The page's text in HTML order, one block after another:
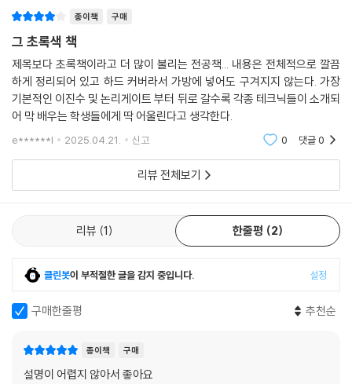
4.7 XOR 연산과 XNOR 연산
연습문제
CHAPTER 05 카노프 맵을 이용한 부울 함수의 간략화
5.1 3-변수 카노프 맵
5.2 4-변수 카노프 맵
5.3 셀의 인접성을 이용한 간략화 방법
5.3.1 3-변수 카노프 맵을 이용한 간략화
5.3.2 4-변수 카노프 맵을 이용한 간략화
5.5 POS 표현과 SOP 표현 간의 변환
5.7 5-변수 카노프 맵
기본문제
CHAPTER 06 조합회로의 분석과 설계
계 방법에 대하여 설명한 다음에, 각종 조합회로들의 구성과 동작 특성에
대하여 살펴본다. 여기에는 가산기를 비롯한 산술연산 회로들과 디코더,
회로들에 대한 분석과 설계도 포함된다.
7장 ‘순차회로의 분석과 설계’에서는 먼저 순차회로의 핵심 요소인 각종
래치와 플립-플롭들의 내부 구조 및 동작 특성에 대하여 살펴본다. 그런 다
음에, 그들을 기억 소자로 이용하여 구성되는 다양한 형태의 순차회로들을
분석하고 설계하는 방법에 대하여 설명한다.
8장 ‘카운터 및 레지스터’에서는 플립-플롭을 이용한 순차회로의 대표적
인 응용들인 카운터와 레지스터의 동작 특성을 살펴본 다음에, 그들을 설
모두 포함되며, 데이터의 저장뿐 아니라 비트 이동 동작도 지원하는 시프
로를 간편하게 구현하는 방법에 대하여 설명한다. 특히 사용자 편이성을
높여주는 각종 PLD(programmable logic device)들의 내부 구조 분
석과 그들을 이용한 회로구현 과정을 살펴보고, 더욱 많은 논리 배열들로
개한다.
‘부록: 실험’에서는 앞의 본문에서 설명한 주요 내용들에 대하여 해당 IC 칩
종이책 구매
그 초록색 책
제목보다 초록책이라고 더 많이 불리는 전공책... 내용은 전체적으로 깔끔
하게 정리되어 있고 하드 커버라서 가방에 넣어도 구겨지지 않는다. 가장
기본적인 이진수 및 논리게이트 부터 뒤로 갈수록 각종 테크닉들이 소개되
어 막 배우는 학생들에게 딱 어울린다고 생각한다.
e******l 2025.04.21. 신고 0 댓글0
리뷰 전체보기
리뷰 1 한줄평 2
클린봇이 부적절한 글을 감지 중입니다. 설정
구매한줄평 추천순
종이책 구매
설명이 어렵지 않아서 좋아요